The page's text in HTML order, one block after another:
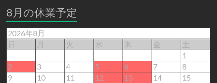
8月の休業予定
2026年8月
日
月 火 水 木 金
土
1
2
3 4 5 6 7
8
9
10 11 12 13 14
15